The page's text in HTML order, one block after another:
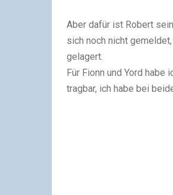
Aber dafür ist Robert
sich noch nicht
gelagert.
Für Fionn und Yord
tragbar, ich habe bei